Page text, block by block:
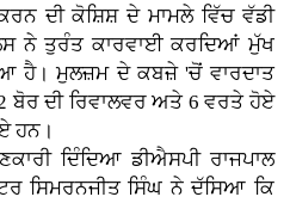
ਦੀ ਕੋਸ਼ਿਸ਼ ਦੇ ਮਾਮਲੇ ਵਿੱਚ ਵੱਡੀ
ਨੇ ਤੁਰੰਤ ਕਾਰਵਾਈ ਕਰਦਿਆਂ ਮੁੱਖ
ਹੈ। ਮੁਲਜ਼ਮ ਦੇ ਕਬਜ਼ੇ 'ਚੋਂ ਵਾਰਦਾਤ
ਬੋਰ ਦੀ ਰਿਵਾਲਵਰ ਅਤੇ 6 ਵਰਤੇ ਹੋਏ
ਹਨ।
ਦਿੰਦਿਆ ਡੀਐਸਪੀ ਰਾਜਪਾਲ
ਸਿਮਰਨਜੀਤ ਸਿੰਘ ਨੇ ਦੱਸਿਆ ਕਿ